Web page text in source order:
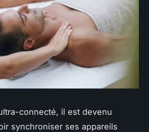
connecté, il est devenu
synchroniser ses appareils